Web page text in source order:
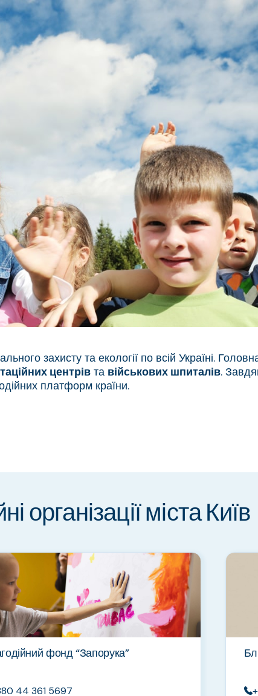
захисту та екології по всій Україні.
центрів та військових шпиталів.
платформ країни.
організації міста Київ
фонд “Запорука”
44 361 5697